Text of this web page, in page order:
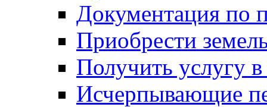
Документация по
Приобрести
Получить услугу в
Исчерпывающие